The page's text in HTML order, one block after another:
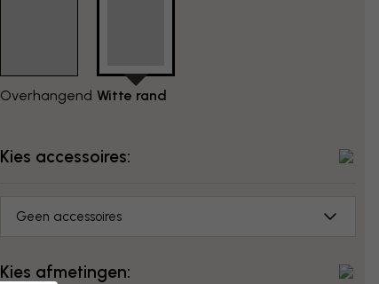
Overhangend Witte rand
Kies accessoires:
Geen accessoires
Kies afmetingen: